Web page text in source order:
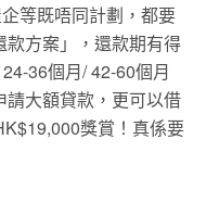
等既唔同計劃，都要
款方案」，還款期有得
36個月/ 42-60個月
請大額貸款，更可以借
獎賞！真係要